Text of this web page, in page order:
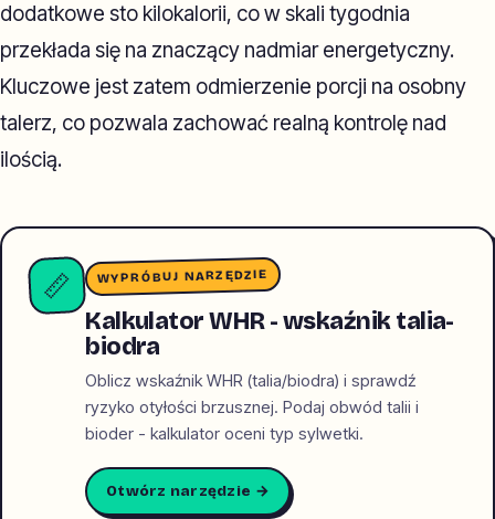
dodatkowe sto kilokalorii, co w skali tygodnia
przekłada się na znaczący nadmiar energetyczny.
Kluczowe jest zatem odmierzenie porcji na osobny
talerz, co pozwala zachować realną kontrolę nad
ilością.
📏 WYPRÓBUJ NARZĘDZIE
Kalkulator WHR - wskaźnik talia-
biodra
Oblicz wskaźnik WHR (talia/biodra) i sprawdź
ryzyko otyłości brzusznej. Podaj obwód talii i
bioder - kalkulator oceni typ sylwetki.
Otwórz narzędzie →